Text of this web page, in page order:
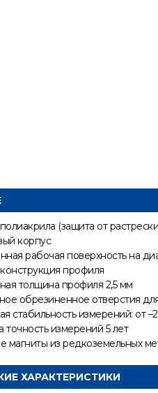
(защита от
корпус
рабочая поверхность на
профиля
толщина профиля 2,5 мм
обрезиненное отверстия
стабильность измерений: от
точность измерений 5 лет
магниты из редкоземельных
ХАРАКТЕРИСТИКИ